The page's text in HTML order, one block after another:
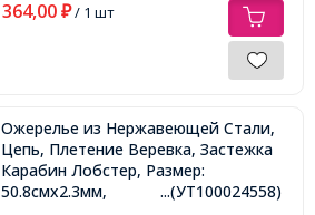
364,00 ₽/ 1 шт
Ожерелье из Нержавеющей Стали,
Цепь, Плетение Веревка, Застежка
Карабин Лобстер, Размер:
50.8смх2.3мм,
...(УТ100024558)